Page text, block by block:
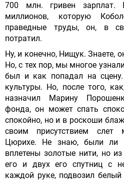
700 млн. гривен
миллионов, которую
праведные труды, он, в
потратил.
Ну, и конечно, Нищук. Знаете,
Но, с тех пор, мы многое
был и как попадал на
культуры. Но, после того,
назначил Марину
фонда, он может спать
спокойно, но и в роскоши
своим присутствием слет
Цюрихе. Не знаю, были ли
вплетены золотые нити, но
его и двух его спутниц с
каждой руке, подвозил